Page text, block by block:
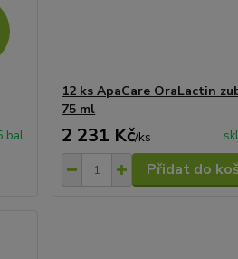
bal
12 ks ApaCare OraLactin
75 ml
2 231 Kč/ks
Přidat do